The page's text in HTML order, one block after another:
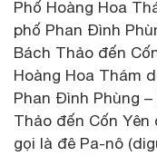
Phố Hoàng Hoa
phố Phan Đình
Bách Thảo đến
Hoàng Hoa Thám
Phan Đình Phùng
Thảo đến Cốn
gọi là đê Pa-nô